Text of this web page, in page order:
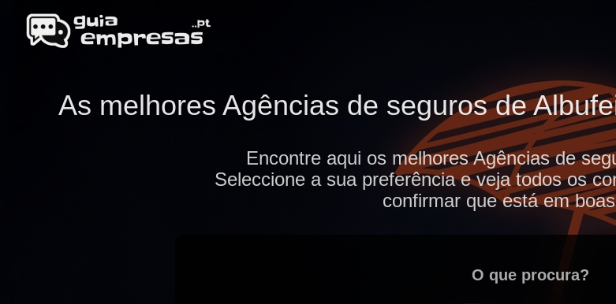
As melhores Agências de seguros de
Encontre aqui os melhores Agências de
Seleccione a sua preferência e veja todos os
confirmar que está em
O que procura?